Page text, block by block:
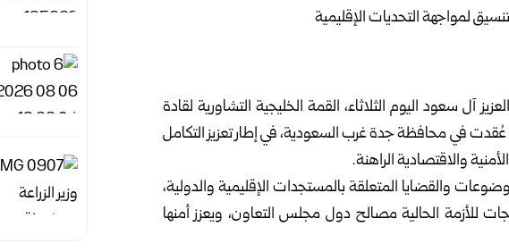
آل سعود اليوم الثلاثاء، القمة الخليجية التشاورية لقادة
في محافظة جدة غرب السعودية، في إطار تعزيز التكامل
والاقتصادية الراهنة.
والقضايا المتعلقة بالمستجدات الإقليمية والدولية،
للأزمة الحالية مصالح دول مجلس التعاون، ويعزز أمنها